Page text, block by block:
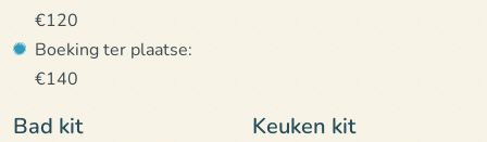
€120
Boeking ter plaatse:
€140
Bad kit Keuken kit